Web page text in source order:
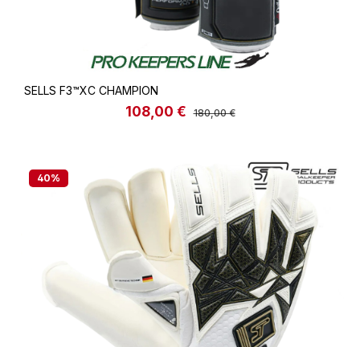
SELLS F3™️XC CHAMPION
Verkaufspreis:
108,00 € Regulärer Preis:
180,00 €
40%